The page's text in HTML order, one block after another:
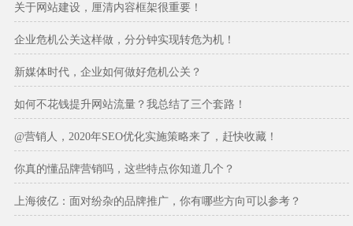
关于网站建设，厘清内容框架很重要！
企业危机公关这样做，分分钟实现转危为机！
新媒体时代，企业如何做好危机公关？
如何不花钱提升网站流量？我总结了三个套路！
@营销人，2020年SEO优化实施策略来了，赶快收藏！
你真的懂品牌营销吗，这些特点你知道几个？
上海彼亿：面对纷杂的品牌推广，你有哪些方向可以参考？